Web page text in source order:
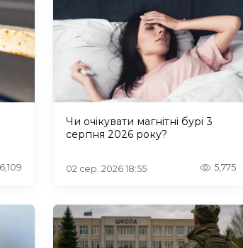
6,109
Чи очікувати магнітні бурі 3
серпня 2026 року?
02 сер. 2026 18:55 5,775